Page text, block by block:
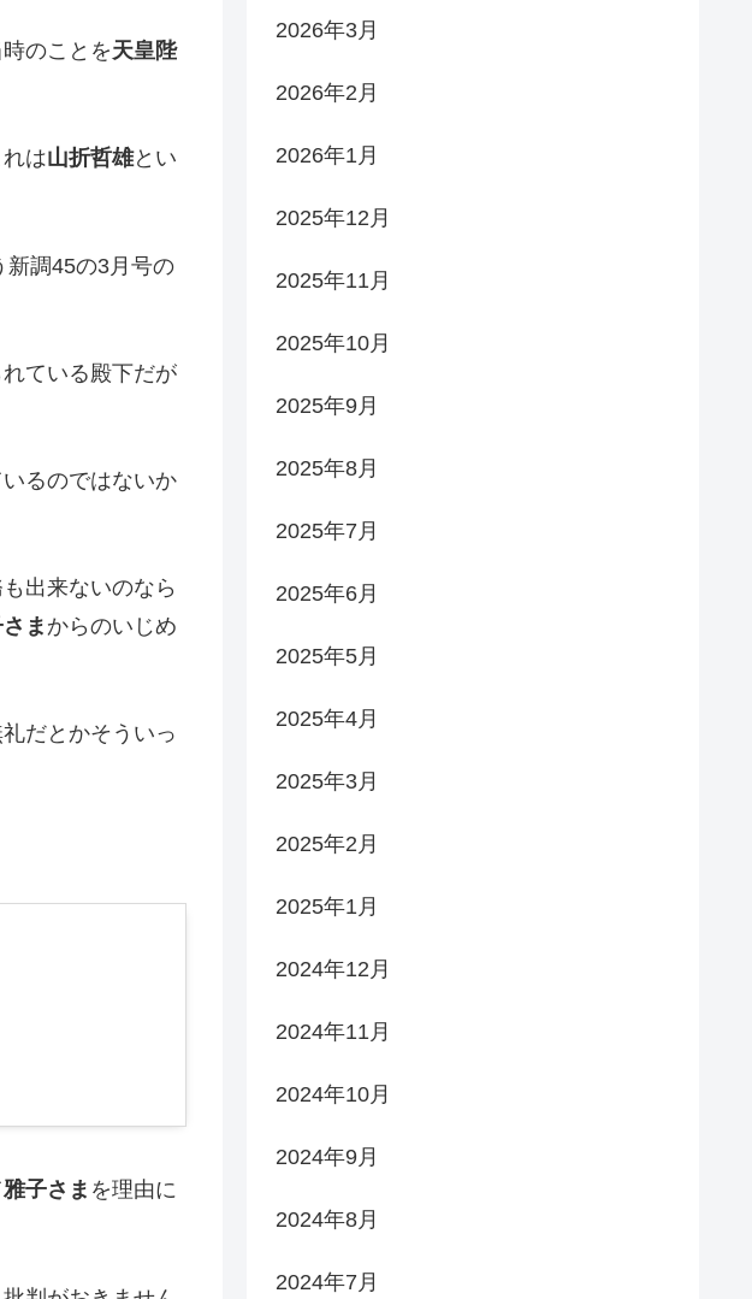
のことを天皇陛
は山折哲雄とい
新調45の3月号の
ている殿下だが
るのではないか
出来ないのなら
ま からのいじめ
だとかそういっ
雅子さま を理由に
2026年3月
2026年2月
2026年1月
2025年12月
2025年11月
2025年10月
2025年9月
2025年8月
2025年7月
2025年6月
2025年5月
2025年4月
2025年3月
2025年2月
2025年1月
2024年12月
2024年11月
2024年10月
2024年9月
2024年8月
2024年7月